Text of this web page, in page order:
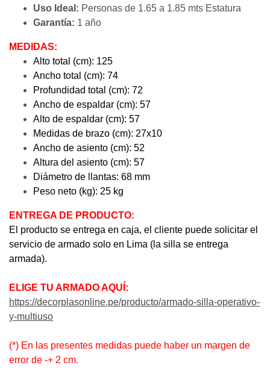
Uso Ideal: Personas de 1.65 a 1.85 mts Estatura
Garantía: 1 año
MEDIDAS:
Alto total (cm): 125
Ancho total (cm): 74
Profundidad total (cm): 72
Ancho de espaldar (cm): 57
Alto de espaldar (cm): 57
Medidas de brazo (cm): 27x10
Ancho de asiento (cm): 52
Altura del asiento (cm): 57
Diámetro de llantas: 68 mm
Peso neto (kg): 25 kg
ENTREGA DE PRODUCTO:
El producto se entrega en caja, el cliente puede solicitar el
servicio de armado solo en Lima (la silla se entrega
armada).
ELIGE TU ARMADO AQUÍ:
https://decorplasonline.pe/producto/armado-silla-operativo-
y-multiuso
(*) En las presentes medidas puede haber un margen de
error de -+ 2 cm.